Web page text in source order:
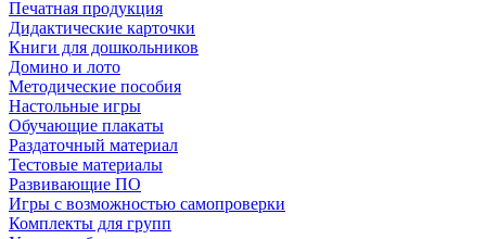
Печатная продукция
Дидактические карточки
Книги для дошкольников
Домино и лото
Методические пособия
Настольные игры
Обучающие плакаты
Раздаточный материал
Тестовые материалы
Развивающие ПО
Игры с возможностью самопроверки
Комплекты для групп